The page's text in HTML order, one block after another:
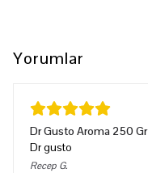
Yorumlar
Dr Gusto Aroma 250 Gr
Dr gusto
Recep G.